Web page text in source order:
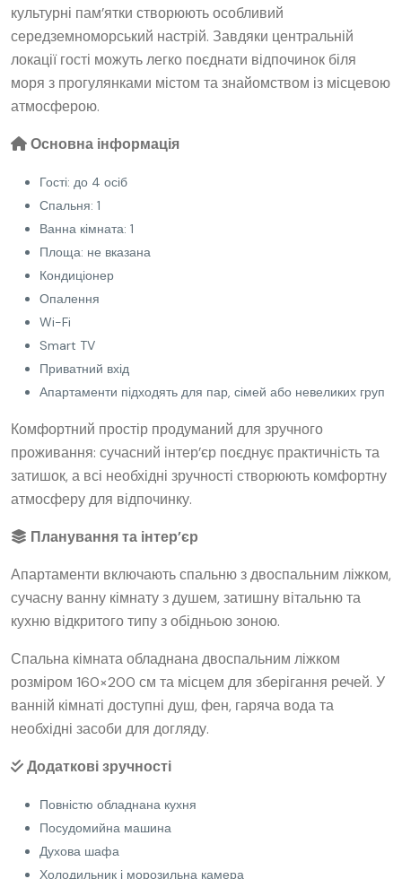
культурні пам’ятки створюють особливий
середземноморський настрій. Завдяки центральній
локації гості можуть легко поєднати відпочинок біля
моря з прогулянками містом та знайомством із місцевою
атмосферою.
Основна інформація
Гості: до 4 осіб
Спальня: 1
Ванна кімната: 1
Площа: не вказана
Кондиціонер
Опалення
Wi-Fi
Smart TV
Приватний вхід
Апартаменти підходять для пар, сімей або невеликих груп
Комфортний простір продуманий для зручного
проживання: сучасний інтер’єр поєднує практичність та
затишок, а всі необхідні зручності створюють комфортну
атмосферу для відпочинку.
Планування та інтер’єр
Апартаменти включають спальню з двоспальним ліжком,
сучасну ванну кімнату з душем, затишну вітальню та
кухню відкритого типу з обідньою зоною.
Спальна кімната обладнана двоспальним ліжком
розміром 160×200 см та місцем для зберігання речей. У
ванній кімнаті доступні душ, фен, гаряча вода та
необхідні засоби для догляду.
Додаткові зручності
Повністю обладнана кухня
Посудомийна машина
Духова шафа
Холодильник і морозильна камера